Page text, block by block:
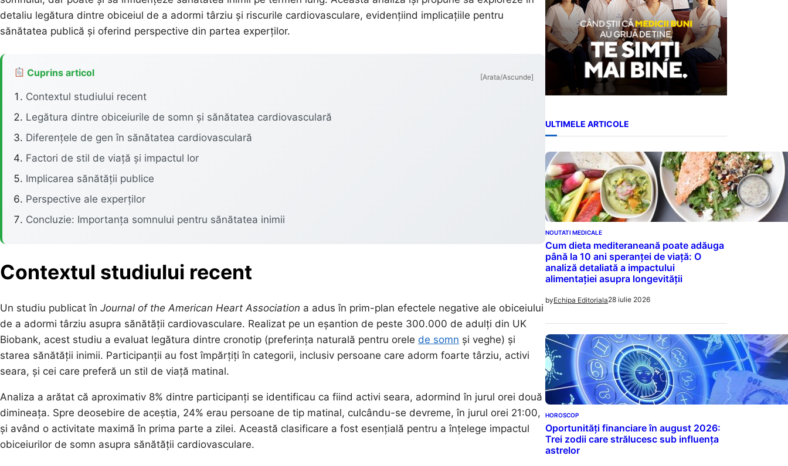
detaliu legătura dintre obiceiul de a adormi târziu și riscurile cardiovasculare, evidențiind implicațiile pentru
sănătatea publică și oferind perspective din partea experților.
Cuprins articol [Arata/Ascunde]
Contextul studiului recent
Legătura dintre obiceiurile de somn și sănătatea cardiovasculară
Diferențele de gen în sănătatea cardiovasculară
Factori de stil de viață și impactul lor
Implicarea sănătății publice
Perspective ale experților
Concluzie: Importanța somnului pentru sănătatea inimii
Contextul studiului recent
Un studiu publicat în Journal of the American Heart Association a adus în prim-plan efectele negative ale obiceiului
de a adormi târziu asupra sănătății cardiovasculare. Realizat pe un eșantion de peste 300.000 de adulți din UK
Biobank, acest studiu a evaluat legătura dintre cronotip (preferința naturală pentru orele de somn și veghe) și
starea sănătății inimii. Participanții au fost împărțiți în categorii, inclusiv persoane care adorm foarte târziu, activi
seara, și cei care preferă un stil de viață matinal.
Analiza a arătat că aproximativ 8% dintre participanți se identificau ca fiind activi seara, adormind în jurul orei două
dimineața. Spre deosebire de aceștia, 24% erau persoane de tip matinal, culcându-se devreme, în jurul orei 21:00,
și având o activitate maximă în prima parte a zilei. Această clasificare a fost esențială pentru a înțelege impactul
obiceiurilor de somn asupra sănătății cardiovasculare.
ULTIMELE ARTICOLE
NOUTATI MEDICALE
Cum dieta mediteraneană poate adăuga
până la 10 ani speranței de viață: O
analiză detaliată a impactului
alimentației asupra longevității
byEchipa Editoriala28 iulie 2026
HOROSCOP
Oportunități financiare în august 2026:
Trei zodii care strălucesc sub influența
astrelor